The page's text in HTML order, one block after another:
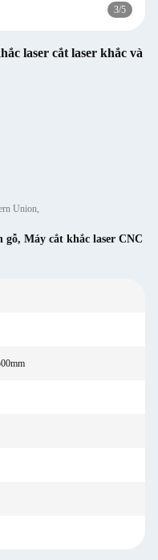
3/5
laser cắt laser khắc và
Union,
gỗ, Máy cắt khắc laser CNC